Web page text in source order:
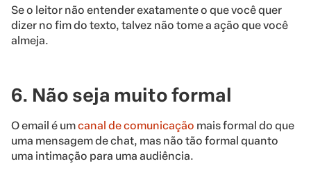
Se o leitor não entender exatamente o que você quer
dizer no fim do texto, talvez não tome a ação que você
almeja.
6. Não seja muito formal
O email é umcanal de comunicação mais formal do que
uma mensagem de chat, mas não tão formal quanto
uma intimação para uma audiência.